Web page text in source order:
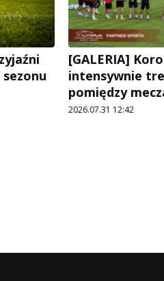
[GALERIA]
intensywnie
pomiędzy
2026.07.31 12:42